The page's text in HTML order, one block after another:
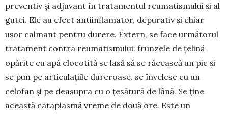
preventiv și adjuvant în tratamentul reu­ma­tis­mu­lui și al
gutei. Ele au efect antiin­fla­mator, depu­ra­tiv și chiar
ușor calmant pen­tru durere. Extern, se face urmă­to­rul
tratament contra reumatismului: frun­zele de țelină
opărite cu apă clo­cotită se lasă să se răcească un pic și
se pun pe articulațiile dureroase, se învelesc cu un
celofan și pe deasupra cu o țesătură de lână. Se ține
această cataplasmă vreme de două ore. Este un